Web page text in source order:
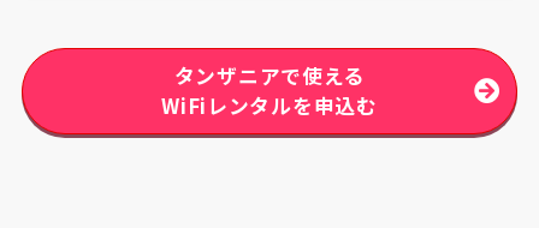
タンザニアで使える
WiFiレンタルを申込む